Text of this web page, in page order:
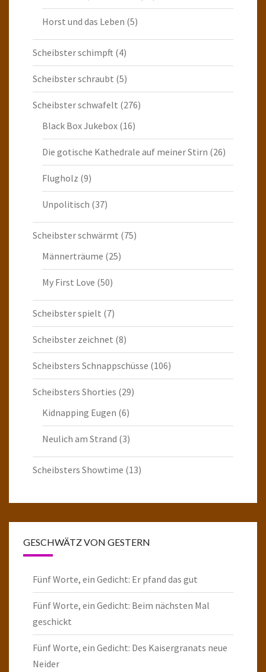
Horst und das Leben (5)
Scheibster schimpft (4)
Scheibster schraubt (5)
Scheibster schwafelt (276)
Black Box Jukebox (16)
Die gotische Kathedrale auf meiner Stirn (26)
Flugholz (9)
Unpolitisch (37)
Scheibster schwärmt (75)
Männerträume (25)
My First Love (50)
Scheibster spielt (7)
Scheibster zeichnet (8)
Scheibsters Schnappschüsse (106)
Scheibsters Shorties (29)
Kidnapping Eugen (6)
Neulich am Strand (3)
Scheibsters Showtime (13)
GESCHWÄTZ VON GESTERN
Fünf Worte, ein Gedicht: Er pfand das gut
Fünf Worte, ein Gedicht: Beim nächsten Mal
geschickt
Fünf Worte, ein Gedicht: Des Kaisergranats neue
Neider